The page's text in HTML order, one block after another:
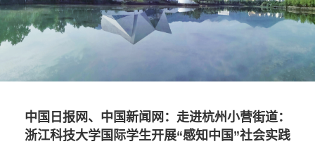
中国日报网、中国新闻网：走进杭州小营街道：
浙江科技大学国际学生开展“感知中国”社会实践